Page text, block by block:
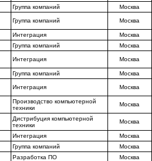
Группа компаний Москва
Группа компаний Москва
Интеграция
Москва
Группа компаний Москва
Интеграция Москва
Группа компаний Москва
Интеграция Москва
Производство компьютерной
техники
Москва
Дистрибуция компьютерной
техники
Москва
Интеграция
Москва
Группа компаний
Москва
Разработка ПО
Москва